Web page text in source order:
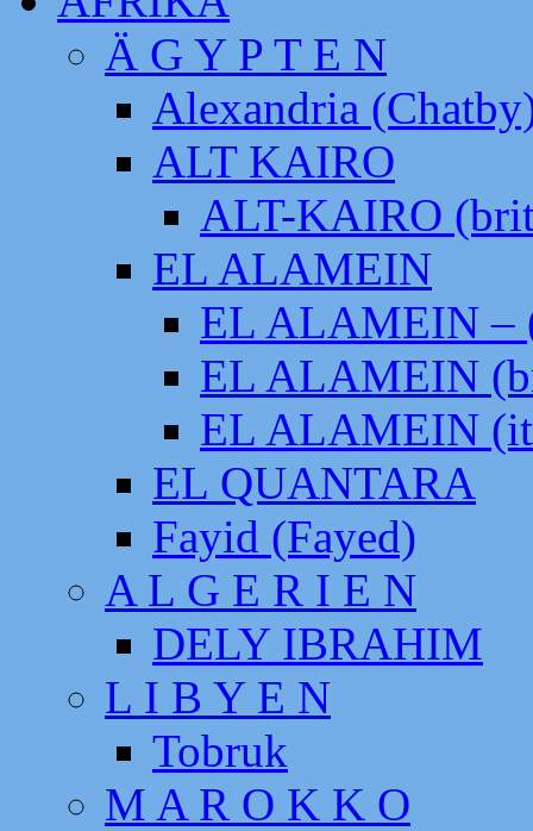
Ä G Y P T E N
Alexandria
ALT KAIRO
ALT-KAIRO
EL ALAMEIN
EL ALAMEIN –
EL ALAMEIN
EL ALAMEIN
EL QUANTARA
Fayid (Fayed)
A L G E R I E N
DELY IBRAHIM
L I B Y E N
Tobruk
M A R O K K O